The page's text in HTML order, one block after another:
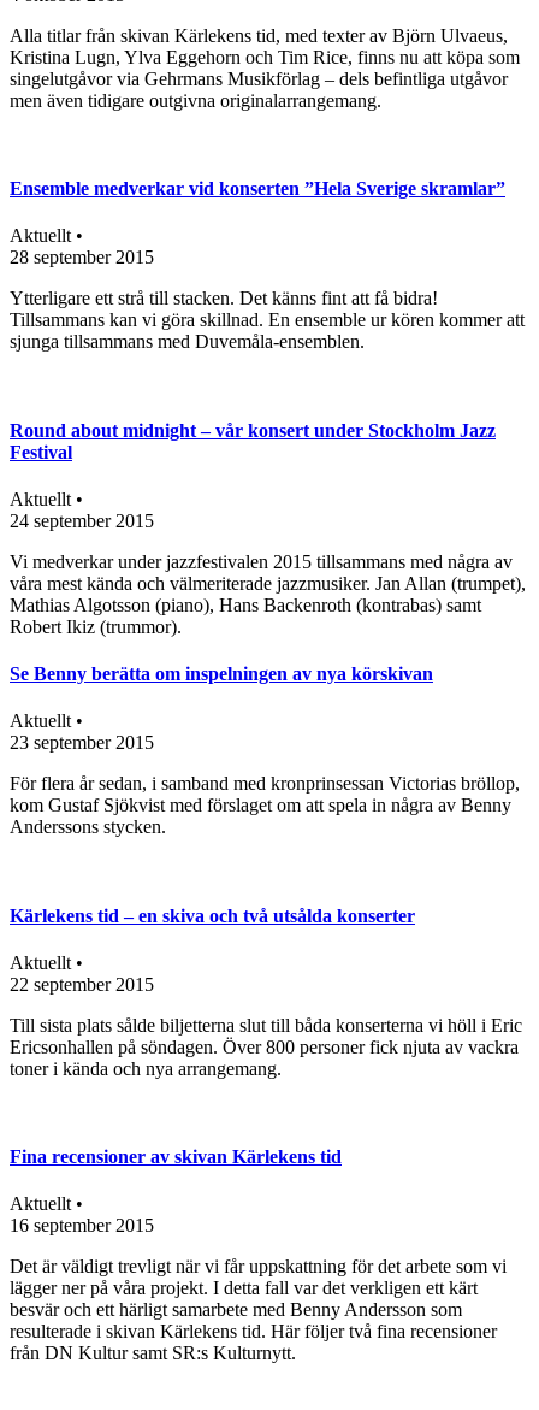
Alla titlar från skivan Kärlekens tid, med texter av Björn Ulvaeus,
Kristina Lugn, Ylva Eggehorn och Tim Rice, finns nu att köpa som
singelutgåvor via Gehrmans Musikförlag – dels befintliga utgåvor
men även tidigare outgivna originalarrangemang.
Ensemble medverkar vid konserten ”Hela Sverige skramlar”
Aktuellt •
28 september 2015
Ytterligare ett strå till stacken. Det känns fint att få bidra!
Tillsammans kan vi göra skillnad. En ensemble ur kören kommer att
sjunga tillsammans med Duvemåla-ensemblen.
Round about midnight – vår konsert under Stockholm Jazz
Festival
Aktuellt •
24 september 2015
Vi medverkar under jazzfestivalen 2015 tillsammans med några av
våra mest kända och välmeriterade jazzmusiker. Jan Allan (trumpet),
Mathias Algotsson (piano), Hans Backenroth (kontrabas) samt
Robert Ikiz (trummor).
Se Benny berätta om inspelningen av nya körskivan
Aktuellt •
23 september 2015
För flera år sedan, i samband med kronprinsessan Victorias bröllop,
kom Gustaf Sjökvist med förslaget om att spela in några av Benny
Anderssons stycken.
Kärlekens tid – en skiva och två utsålda konserter
Aktuellt •
22 september 2015
Till sista plats sålde biljetterna slut till båda konserterna vi höll i Eric
Ericsonhallen på söndagen. Över 800 personer fick njuta av vackra
toner i kända och nya arrangemang.
Fina recensioner av skivan Kärlekens tid
Aktuellt •
16 september 2015
Det är väldigt trevligt när vi får uppskattning för det arbete som vi
lägger ner på våra projekt. I detta fall var det verkligen ett kärt
besvär och ett härligt samarbete med Benny Andersson som
resulterade i skivan Kärlekens tid. Här följer två fina recensioner
från DN Kultur samt SR:s Kulturnytt.